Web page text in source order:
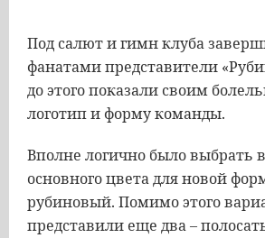
Под салют и гимн клуба
фанатами представители
до этого показали своим
логотип и форму команды.
Вполне логично было выбрать
основного цвета для новой
рубиновый. Помимо этого
представили еще два –